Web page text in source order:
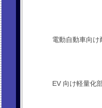
電動自動車向け
EV 向け軽量化